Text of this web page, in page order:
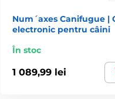
Num´axes Canifugue |
electronic pentru câini
În stoc
1 089,99 lei